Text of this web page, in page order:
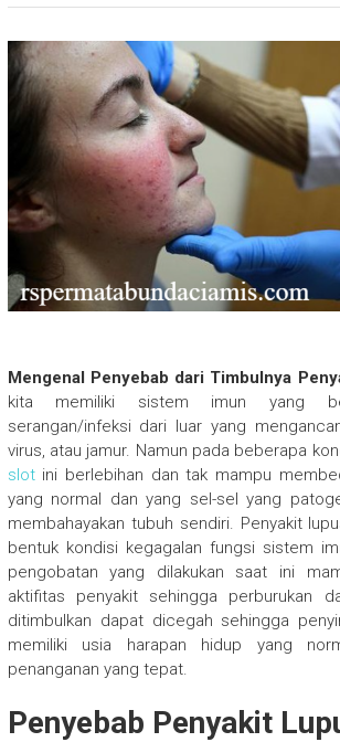
Mengenal Penyebab dari Timbulnya
kita memiliki sistem imun yang
serangan/infeksi dari luar yang
virus, atau jamur. Namun pada beberapa
slotini berlebihan dan tak mampu
yang normal dan yang sel-sel yang
membahayakan tubuh sendiri. Penyakit
bentuk kondisi kegagalan fungsi sistem
pengobatan yang dilakukan saat ini
aktifitas penyakit sehingga perburukan
ditimbulkan dapat dicegah sehingga
memiliki usia harapan hidup yang
penanganan yang tepat.
Penyebab Penyakit